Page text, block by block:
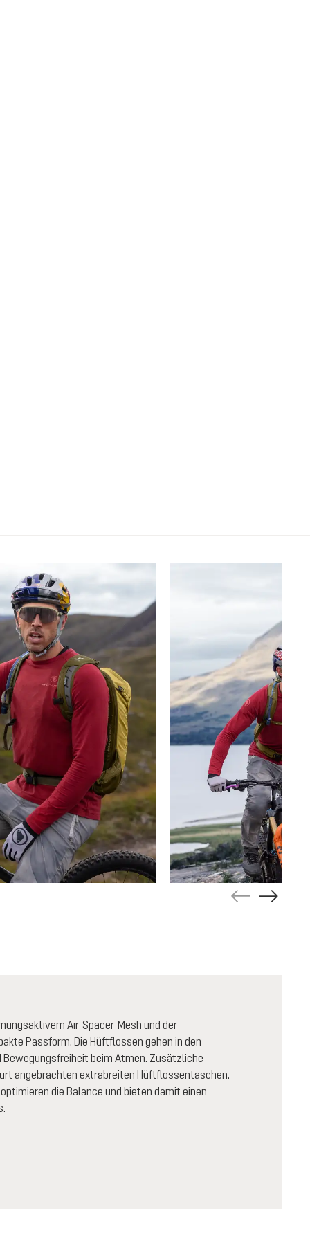
Air-Spacer-Mesh und der
Passform. Die Hüftflossen gehen in den
beim Atmen. Zusätzliche
angebrachten extrabreiten Hüftflossentaschen.
die Balance und bieten damit einen